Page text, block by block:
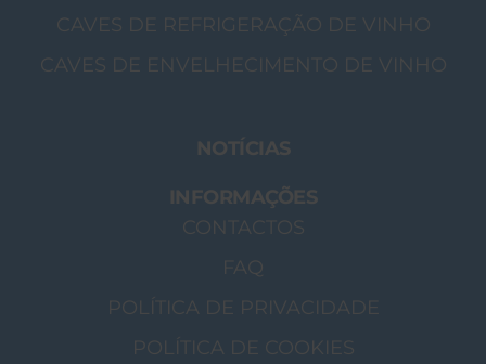
CAVES DE REFRIGERAÇÃO DE VINHO
CAVES DE ENVELHECIMENTO DE VINHO
NOTÍCIAS
INFORMAÇÕES
CONTACTOS
FAQ
POLÍTICA DE PRIVACIDADE
POLÍTICA DE COOKIES